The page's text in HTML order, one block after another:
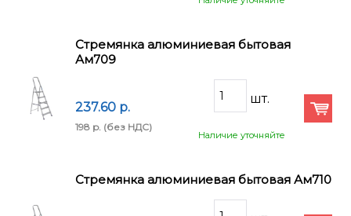
Стремянка алюминиевая бытовая
Ам709
237.60 p.
198 p. (без НДС)
Наличие уточняйте
Стремянка алюминиевая бытовая Ам710